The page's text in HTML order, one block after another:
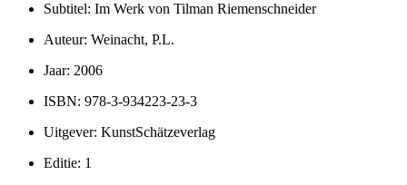
Subtitel: Im Werk von Tilman Riemenschneider
Auteur: Weinacht, P.L.
Jaar: 2006
ISBN: 978-3-934223-23-3
Uitgever: KunstSchätzeverlag
Editie: 1